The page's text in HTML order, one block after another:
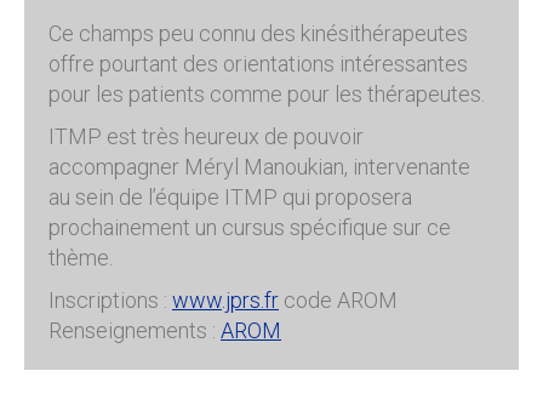
Ce champs peu connu des kinésithérapeutes
offre pourtant des orientations intéressantes
pour les patients comme pour les thérapeutes.
ITMP est très heureux de pouvoir
accompagner Méryl Manoukian, intervenante
au sein de l’équipe ITMP qui proposera
prochainement un cursus spécifique sur ce
thème.
Inscriptions : www.jprs.fr code AROM
Renseignements : AROM